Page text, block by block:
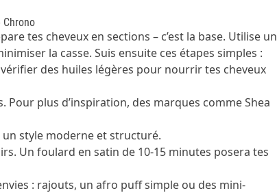
Chrono
tes cheveux en sections – c’est la base. Utilise un
la casse. Suis ensuite ces étapes simples :
des huiles légères pour nourrir tes cheveux
plus d’inspiration, des marques comme Shea
un style moderne et structuré.
Un foulard en satin de 10-15 minutes posera tes
: rajouts, un afro puff simple ou des mini-